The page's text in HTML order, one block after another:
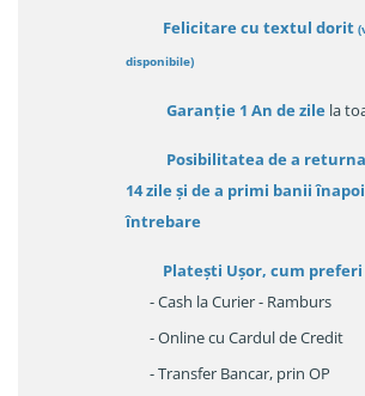
Felicitare cu textul dorit (
disponibile)
Garanție 1 An de zile la
Posibilitatea de a
14 zileși de a primi banii
întrebare
Platești Ușor, cum preferi
- Cash la Curier - Ramburs
- Online cu Cardul de Credit
- Transfer Bancar, prin OP